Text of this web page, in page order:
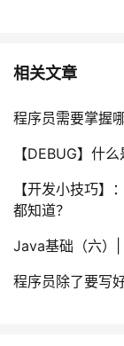
相关文章
程序员需要掌握
【DEBUG】什
【开发小技巧
都知道？
Java基础（六）
程序员除了要写